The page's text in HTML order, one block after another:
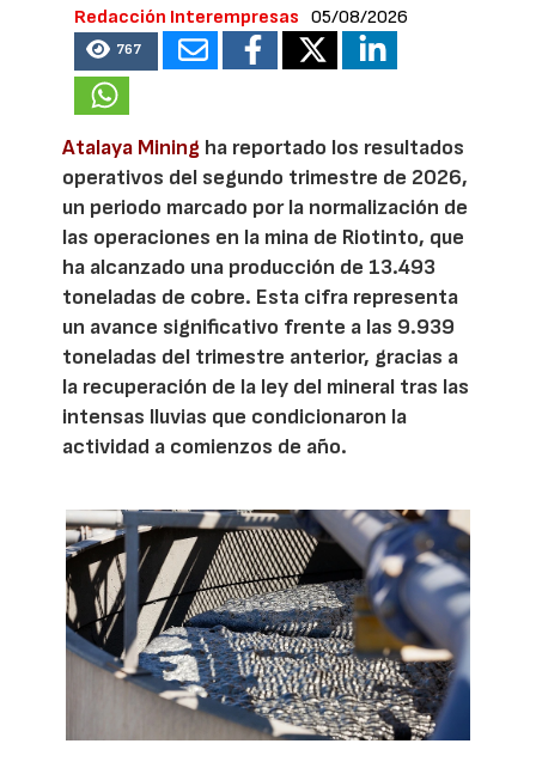
Redacción Interempresas 05/08/2026
767
Atalaya Mining ha reportado los resultados
operativos del segundo trimestre de 2026,
un periodo marcado por la normalización de
las operaciones en la mina de Riotinto, que
ha alcanzado una producción de 13.493
toneladas de cobre. Esta cifra representa
un avance significativo frente a las 9.939
toneladas del trimestre anterior, gracias a
la recuperación de la ley del mineral tras las
intensas lluvias que condicionaron la
actividad a comienzos de año.